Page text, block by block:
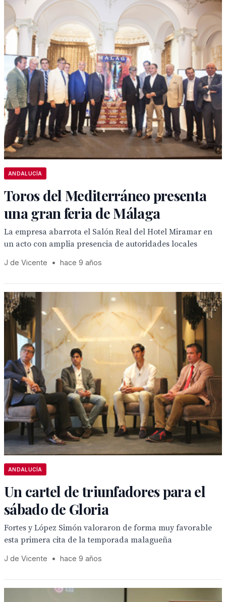
ANDALUCÍA
Toros del Mediterráneo presenta
una gran feria de Málaga
La empresa abarrota el Salón Real del Hotel Miramar en
un acto con amplia presencia de autoridades locales
J de Vicente • hace 9 años
ANDALUCÍA
Un cartel de triunfadores para el
sábado de Gloria
Fortes y López Simón valoraron de forma muy favorable
esta primera cita de la temporada malagueña
J de Vicente • hace 9 años